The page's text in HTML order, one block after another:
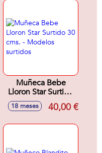
Muñeca Bebe
Lloron Star Surtido
30 cms. - Modelos
surtidos
18 meses 40,00 €